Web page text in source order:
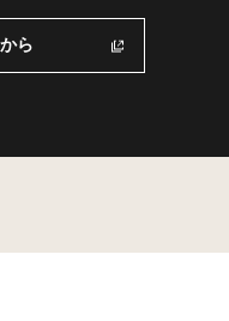
ら